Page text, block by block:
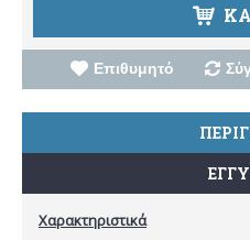
Επιθυμητό
Χαρακτηριστικά